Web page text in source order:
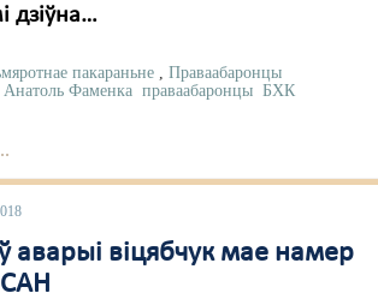
дзіўна…
пакараньне
Праваабаронцы
Анатоль Фаменка праваабаронцы БХК
аварыі віцябчук мае намер